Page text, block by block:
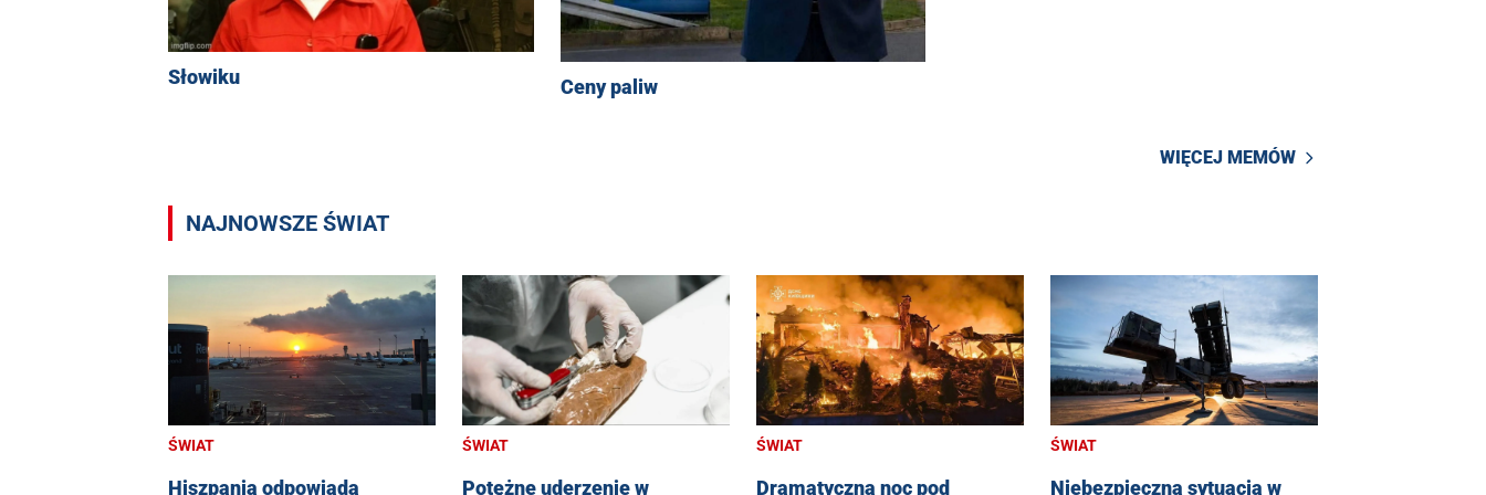
Słowiku Ceny paliw
WIĘCEJ MEMÓW
NAJNOWSZE ŚWIAT
ŚWIAT
Hiszpania odpowiada
ŚWIAT
Potężne uderzenie w
ŚWIAT
Dramatyczna noc pod
ŚWIAT
Niebezpieczna sytuacja w